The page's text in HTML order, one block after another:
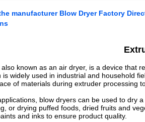
manufacturer Blow Dryer Factory
also known as an air dryer, is a device that
is widely used in industrial and household
of materials during extruder processing
blow dryers can be used to dry
or drying puffed foods, dried fruits and
and inks to ensure product quality.